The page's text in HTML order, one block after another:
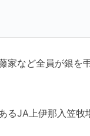
家など全員が銀を
るJA上伊那入笠牧